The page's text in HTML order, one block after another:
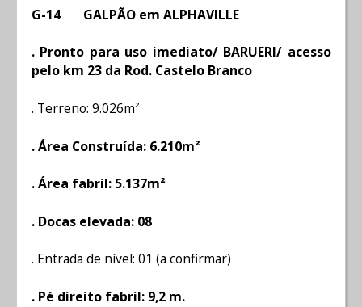
G-14 GALPÃO em ALPHAVILLE
. Pronto para uso imediato/ BARUERI/ acesso
pelo km 23 da Rod. Castelo Branco
. Terreno: 9.026m²
. Área Construída: 6.210m²
. Área fabril: 5.137m²
. Docas elevada: 08
. Entrada de nível: 01 (a confirmar)
. Pé direito fabril: 9,2 m.